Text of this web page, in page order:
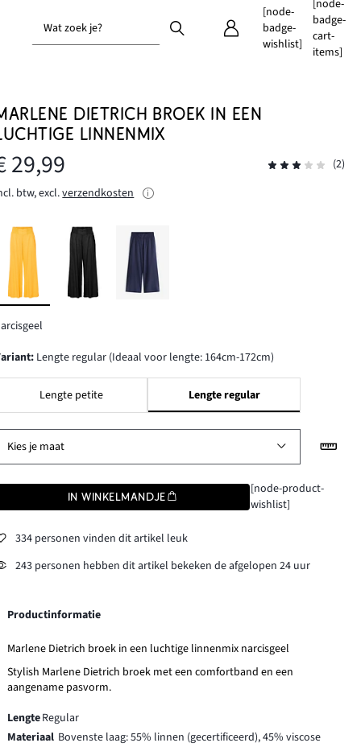
Wat zoek je?
[node-
badge-
wishlist]
[node-
badge-
cart-
items]
DIETRICH BROEK IN EEN
LINNENMIX
29,99
(2)
btw, excl.verzendkosten
Variant: Lengte regular (Ideaal voor lengte: 164cm-172cm)
Lengte petite Lengte regular
Kies je maat
IN WINKELMANDJE
[node-product-
wishlist]
334 personen vinden dit artikel leuk
243 personen hebben dit artikel bekeken de afgelopen 24 uur
Productinformatie
Marlene Dietrich broek in een luchtige linnenmix narcisgeel
Stylish Marlene Dietrich broek met een comfortband en een
aangename pasvorm.
LengteRegular
Materiaal Bovenste laag: 55% linnen (gecertificeerd), 45% viscose